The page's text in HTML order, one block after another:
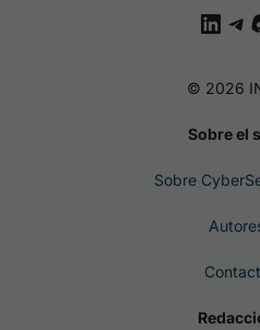
© 2026
Sobre el
Sobre